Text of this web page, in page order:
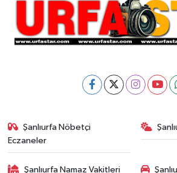
Şanlıurfa Nöbetçi
Eczaneler
Şanlıurfa Namaz Vakitleri